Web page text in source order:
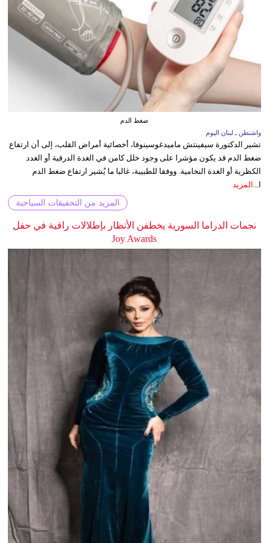
ضغط الدم
واشنطن ـ لبنان اليوم
تشير الدكتورة سيفينتش ماميدغوسينوفا، أخصائية أمراض القلب، إلى أن ارتفاع
ضغط الدم قد يكون مؤشرا على وجود خلل كامن في الغدة الدرقية أو الغدد
الكظرية أو الغدة النخامية. ووفقا للطبيبة، غالبا ما يُشير ارتفاع ضغط الدم
ا...
المزيد
المزيد من التحقيقات السياحية
نجمات الدراما السورية يخطفن الأنظار بإطلالات راقية في حفل
Joy Awards